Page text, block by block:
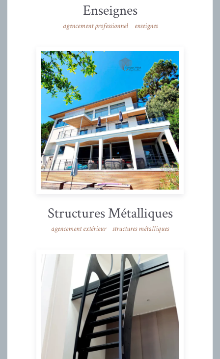
Enseignes
agencement professionnel enseignes
Structures Métalliques
agencement extérieur structures métalliques